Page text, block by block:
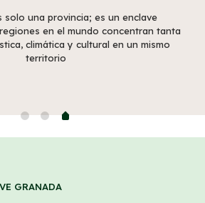
solo una provincia; es un enclave
en el mundo concentran tanta
climática y cultural en un mismo
territorio
GRANADA